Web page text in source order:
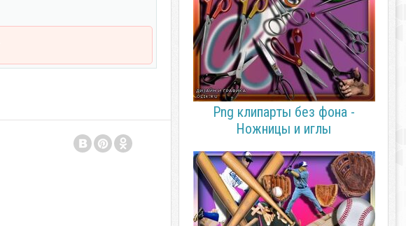
Png клипарты без фона -
Ножницы и иглы